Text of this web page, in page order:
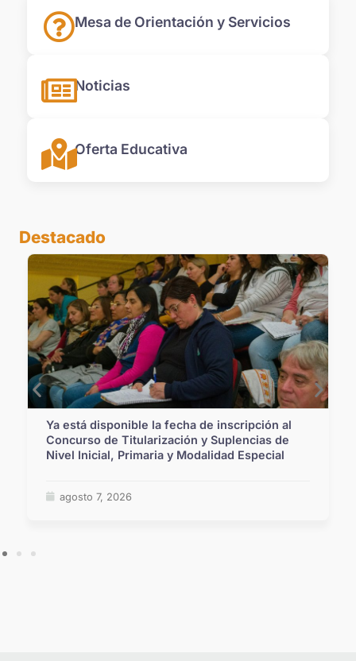
Mesa de Orientación y Servicios
Noticias
Oferta Educativa
Destacado
Ya está disponible la fecha de inscripción al
Concurso de Titularización y Suplencias de
Nivel Inicial, Primaria y Modalidad Especial
agosto 7, 2026